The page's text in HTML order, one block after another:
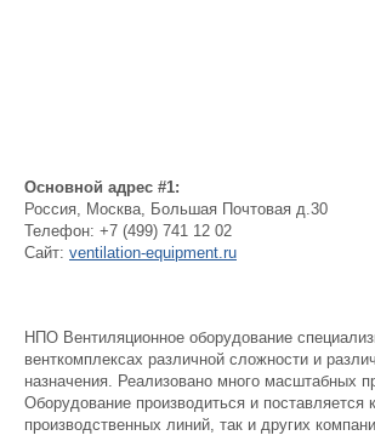
Основной адрес #1:
Россия, Москва, Большая Почтовая д.30
Телефон: +7 (499) 741 12 02
Сайт: ventilation-equipment.ru
НПО Вентиляционное оборудование
венткомплексах различной сложности и
назначения. Реализовано много масштабных
Оборудование производиться и поставляется
производственных линий, так и других